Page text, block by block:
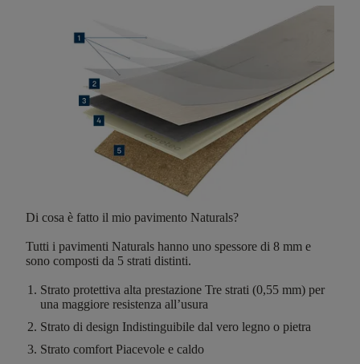
Di cosa è fatto il mio pavimento Naturals?
Tutti i pavimenti Naturals hanno uno spessore di 8 mm e
sono composti da 5 strati distinti.
Strato protettiva alta prestazione Tre strati (0,55 mm) per
una maggiore resistenza all’usura
Strato di design Indistinguibile dal vero legno o pietra
Strato comfort Piacevole e caldo